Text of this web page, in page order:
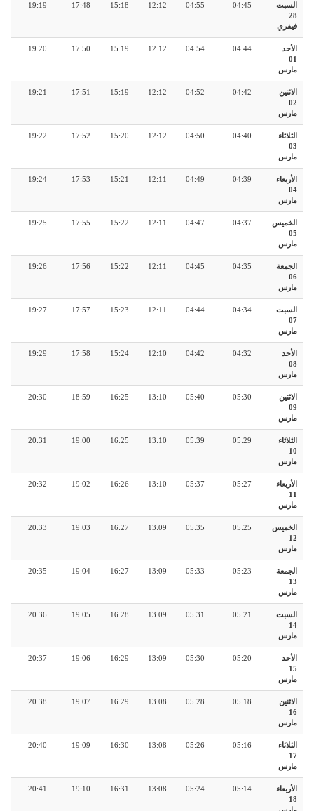
السبت
28
فيفري
04:45
04:55
12:12
15:18
17:48
19:19
الأحد
01
مارس
04:44
04:54
12:12
15:19
17:50
19:20
الاثنين
02
مارس
04:42
04:52
12:12
15:19
17:51
19:21
الثلاثاء
03
مارس
04:40
04:50
12:12
15:20
17:52
19:22
الأربعاء
04
مارس
04:39
04:49
12:11
15:21
17:53
19:24
الخميس
05
مارس
04:37
04:47
12:11
15:22
17:55
19:25
الجمعة
06
مارس
04:35
04:45
12:11
15:22
17:56
19:26
السبت
07
مارس
04:34
04:44
12:11
15:23
17:57
19:27
الأحد
08
مارس
04:32
04:42
12:10
15:24
17:58
19:29
الاثنين
09
مارس
05:30
05:40
13:10
16:25
18:59
20:30
الثلاثاء
10
مارس
05:29
05:39
13:10
16:25
19:00
20:31
الأربعاء
11
مارس
05:27
05:37
13:10
16:26
19:02
20:32
الخميس
12
مارس
05:25
05:35
13:09
16:27
19:03
20:33
الجمعة
13
مارس
05:23
05:33
13:09
16:27
19:04
20:35
السبت
14
مارس
05:21
05:31
13:09
16:28
19:05
20:36
الأحد
15
مارس
05:20
05:30
13:09
16:29
19:06
20:37
الاثنين
16
مارس
05:18
05:28
13:08
16:29
19:07
20:38
الثلاثاء
17
مارس
05:16
05:26
13:08
16:30
19:09
20:40
الأربعاء
18
05:14
05:24
13:08
16:31
19:10
20:41